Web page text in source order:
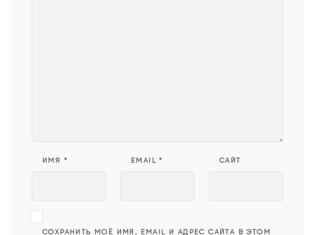
ИМЯ * EMAIL* САЙТ
СОХРАНИТЬ МОЁ ИМЯ, EMAIL И АДРЕС САЙТА В ЭТОМ